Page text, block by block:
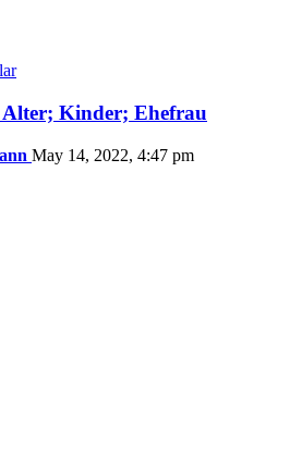
Alter; Kinder; Ehefrau
May 14, 2022, 4:47 pm